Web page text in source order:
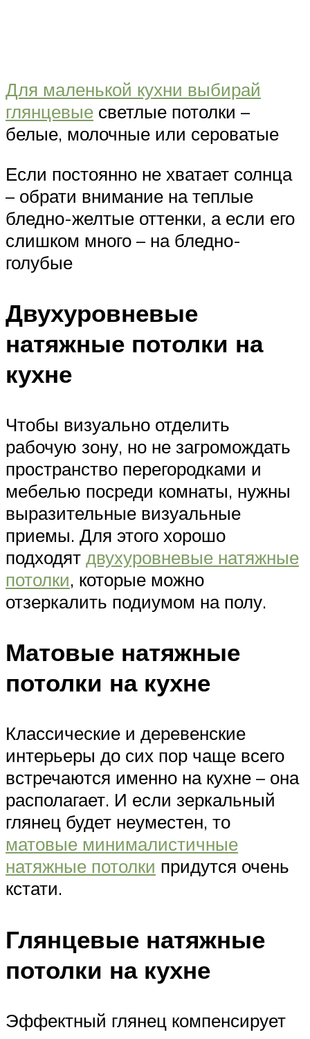
Для маленькой кухни выбирай
глянцевые светлые потолки –
белые, молочные или сероватые
Если постоянно не хватает солнца
– обрати внимание на теплые
бледно-желтые оттенки, а если его
слишком много – на бледно-
голубые
Двухуровневые
натяжные потолки на
кухне
Чтобы визуально отделить
рабочую зону, но не загромождать
пространство перегородками и
мебелью посреди комнаты, нужны
выразительные визуальные
приемы. Для этого хорошо
подходят двухуровневые натяжные
потолки, которые можно
отзеркалить подиумом на полу.
Матовые натяжные
потолки на кухне
Классические и деревенские
интерьеры до сих пор чаще всего
встречаются именно на кухне – она
располагает. И если зеркальный
глянец будет неуместен, то
матовые минималистичные
натяжные потолки придутся очень
кстати.
Глянцевые натяжные
потолки на кухне
Эффектный глянец компенсирует